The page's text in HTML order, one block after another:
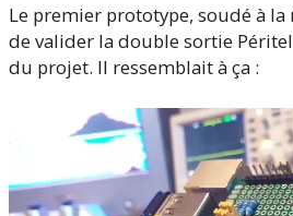
Le premier prototype, soudé à
de valider la double sortie
du projet. Il ressemblait à ça :